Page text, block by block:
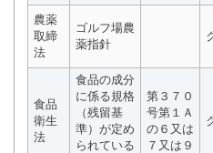
農薬
取締
法
ゴルフ場農
薬指針
食品
衛生
法
食品の成分
に係る規格
（残留基
準）が定め
られている
第３７０
号第１Ａ
の６又は
７又は９